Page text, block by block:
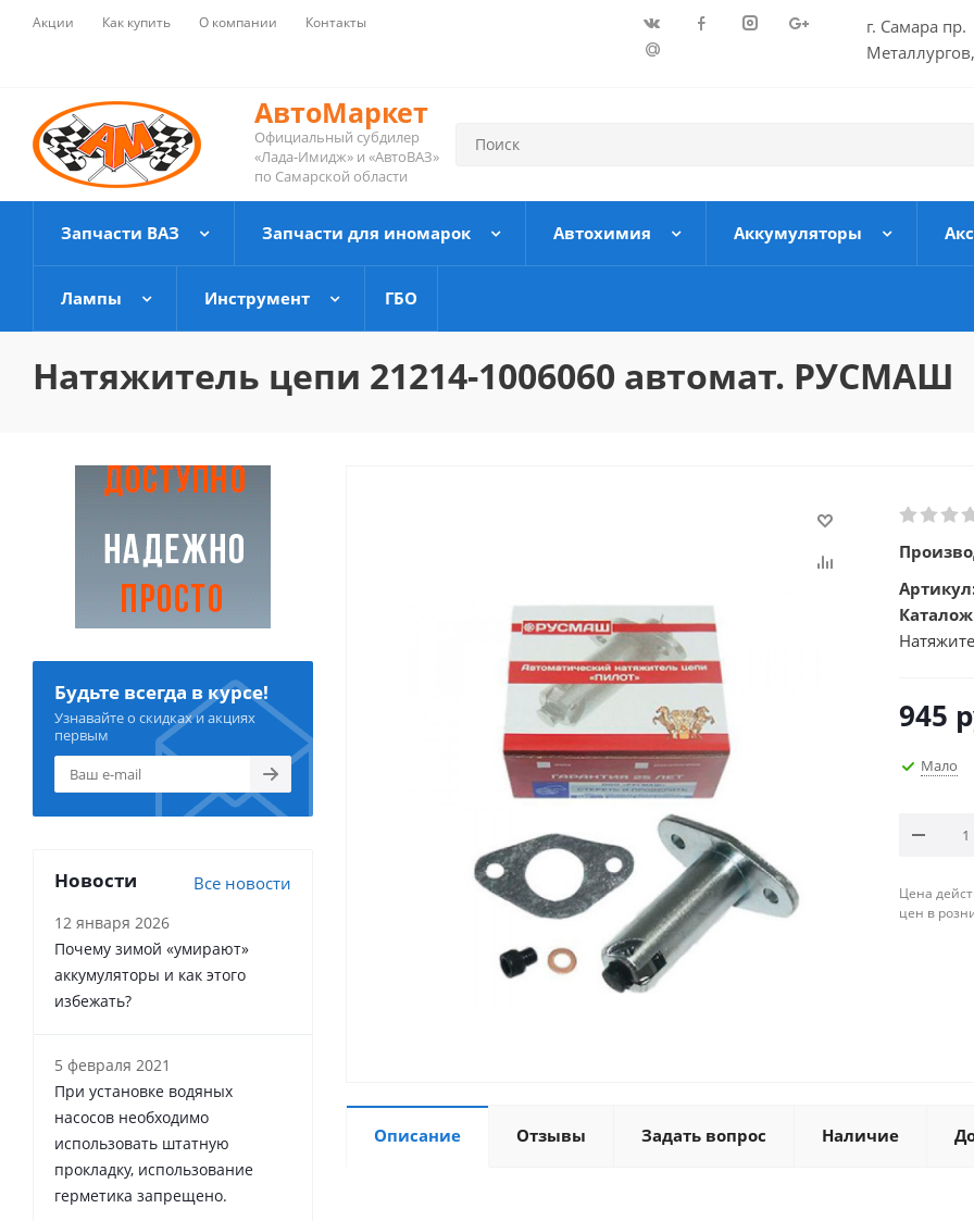
Акции Как купить О компании Контакты
г. Самара пр.
АвтоМаркет
Официальный субдилер
«Лада-Имидж» и «АвтоВАЗ»
по Самарской области
Запчасти ВАЗ Запчасти для иномарок Автохимия Аккумуляторы
Лампы Инструмент ГБО
Натяжитель цепи 21214-1006060 автомат. РУСМАШ
945
Мало
Цена
цен в
Описание Отзывы Задать вопрос Наличие
Будьте всегда в курсе!
Узнавайте о скидках и акциях
первым
Новости Все новости
12 января 2026
Почему зимой «умирают»
аккумуляторы и как этого
избежать?
5 февраля 2021
При установке водяных
насосов необходимо
использовать штатную
прокладку, использование
герметика запрещено.